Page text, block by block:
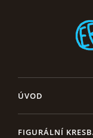
ÚVOD
FIGURÁLNÍ